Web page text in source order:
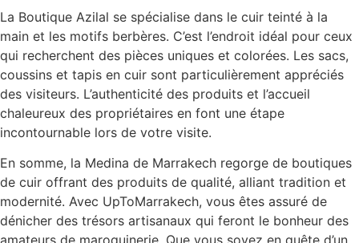
La Boutique Azilal se spécialise dans le cuir teinté à la
main et les motifs berbères. C’est l’endroit idéal pour ceux
qui recherchent des pièces uniques et colorées. Les sacs,
coussins et tapis en cuir sont particulièrement appréciés
des visiteurs. L’authenticité des produits et l’accueil
chaleureux des propriétaires en font une étape
incontournable lors de votre visite.
En somme, la Medina de Marrakech regorge de boutiques
de cuir offrant des produits de qualité, alliant tradition et
modernité. Avec UpToMarrakech, vous êtes assuré de
dénicher des trésors artisanaux qui feront le bonheur des